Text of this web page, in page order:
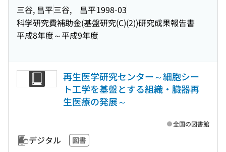
三谷, 昌平三谷, 昌平1998-03
科学研究費補助金(基盤研究(C)(2))研究成果報告書
平成8年度～平成9年度
再生医学研究センター～細胞シー
ト工学を基盤とする組織・臓器再
生医療の発展～
デジタル 図書
全国の図書館